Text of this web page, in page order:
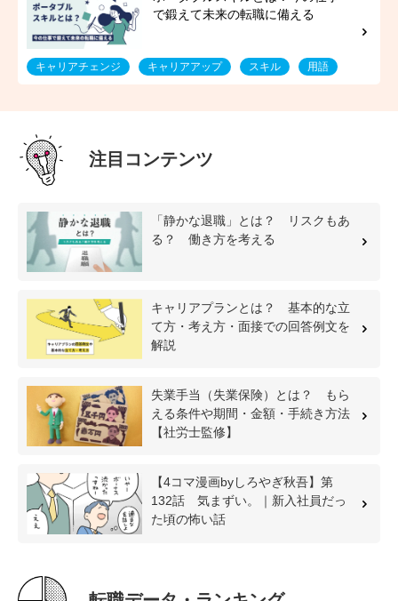
キャリアチェンジ キャリアアップ スキル 用語
注目コンテンツ
「静かな退職」とは？ リスクもあ
る？ 働き方を考える
キャリアプランとは？ 基本的な立
て方・考え方・面接での回答例文を
解説
失業手当（失業保険）とは？ もら
える条件や期間・金額・手続き方法
【社労士監修】
【4コマ漫画byしろやぎ秋吾】第
132話 気まずい。｜新入社員だっ
た頃の怖い話